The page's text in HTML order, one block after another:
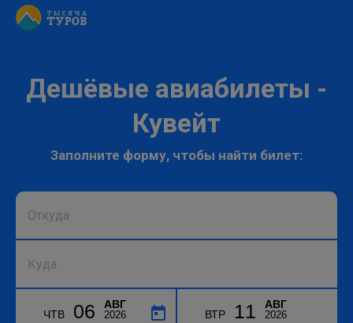
Дешёвые авиабилеты -
Кувейт
Заполните форму, чтобы найти билет:
ЧТВ 06 АВГ
2026 ВТР 11 АВГ
2026